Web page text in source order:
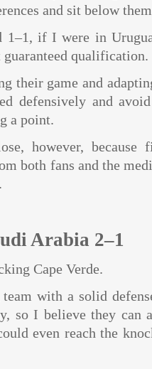
and sit below
1–1, if I were in
qualification.
their game and
defensively and
a point.
however, because
both fans and the
Arabia 2–1
Cape Verde.
with a solid
so I believe they can
even reach the